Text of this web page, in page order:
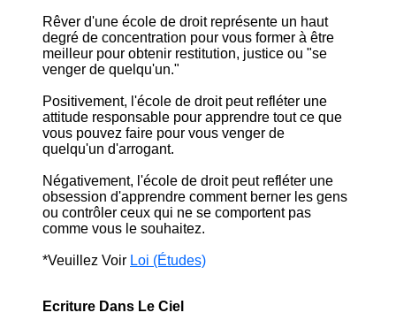
Rêver d'une école de droit représente un haut
degré de concentration pour vous former à être
meilleur pour obtenir restitution, justice ou "se
venger de quelqu'un."
Positivement, l'école de droit peut refléter une
attitude responsable pour apprendre tout ce que
vous pouvez faire pour vous venger de
quelqu'un d'arrogant.
Négativement, l'école de droit peut refléter une
obsession d'apprendre comment berner les gens
ou contrôler ceux qui ne se comportent pas
comme vous le souhaitez.
*Veuillez Voir Loi (Études)
Ecriture Dans Le Ciel